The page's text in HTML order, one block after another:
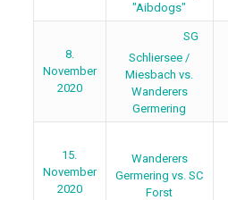
"Aibdogs"
8.
November
2020
SG
Schliersee /
Miesbach vs.
Wanderers
Germering
15.
November
2020
Wanderers
Germering vs. SC
Forst